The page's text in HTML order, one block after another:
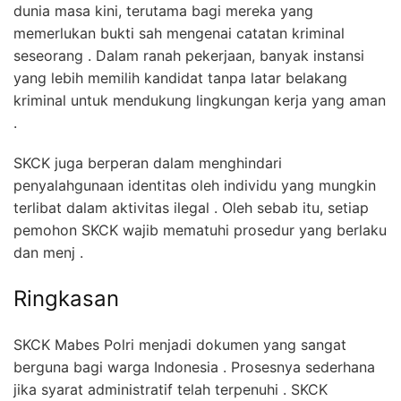
dunia masa kini, terutama bagi mereka yang
memerlukan bukti sah mengenai catatan kriminal
seseorang . Dalam ranah pekerjaan, banyak instansi
yang lebih memilih kandidat tanpa latar belakang
kriminal untuk mendukung lingkungan kerja yang aman
.
SKCK juga berperan dalam menghindari
penyalahgunaan identitas oleh individu yang mungkin
terlibat dalam aktivitas ilegal . Oleh sebab itu, setiap
pemohon SKCK wajib mematuhi prosedur yang berlaku
dan menj .
Ringkasan
SKCK Mabes Polri menjadi dokumen yang sangat
berguna bagi warga Indonesia . Prosesnya sederhana
jika syarat administratif telah terpenuhi . SKCK